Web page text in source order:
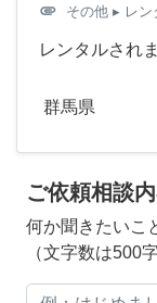
attachment その他 ▸ レン
レンタルされ
群馬県
ご依頼相談
何か聞きたいこ
（文字数は500